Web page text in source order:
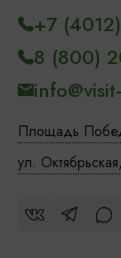
Площадь
ул.
+7
8 (800)